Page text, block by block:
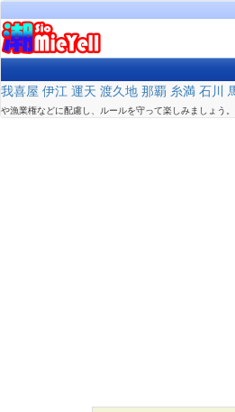
我喜屋 伊江 運天 渡久地 那覇 糸満 石川
や漁業権などに配慮し、ルールを守って楽しみましょう。